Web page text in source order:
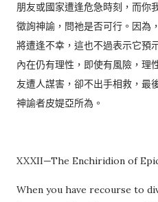
朋友或國家遭逢危急時刻，而你
徵詢神諭，問祂是否可行。因為
將遭逢不幸，這也不過表示它預
內在仍有理性，即使有風險，理
友遭人謀害，卻不出手相救，最
神諭者皮媞亞所為。
XXXII—The Enchiridion of
When you have recourse to